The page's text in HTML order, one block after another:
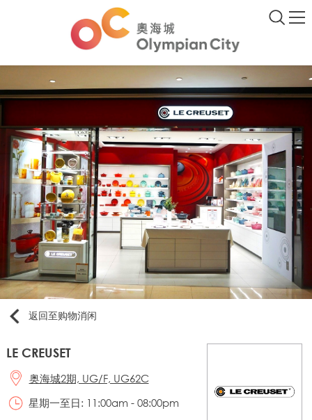
返回至购物消闲
LE CREUSET
奥海城2期, UG/F, UG62C
星期一至日: 11:00am - 08:00pm